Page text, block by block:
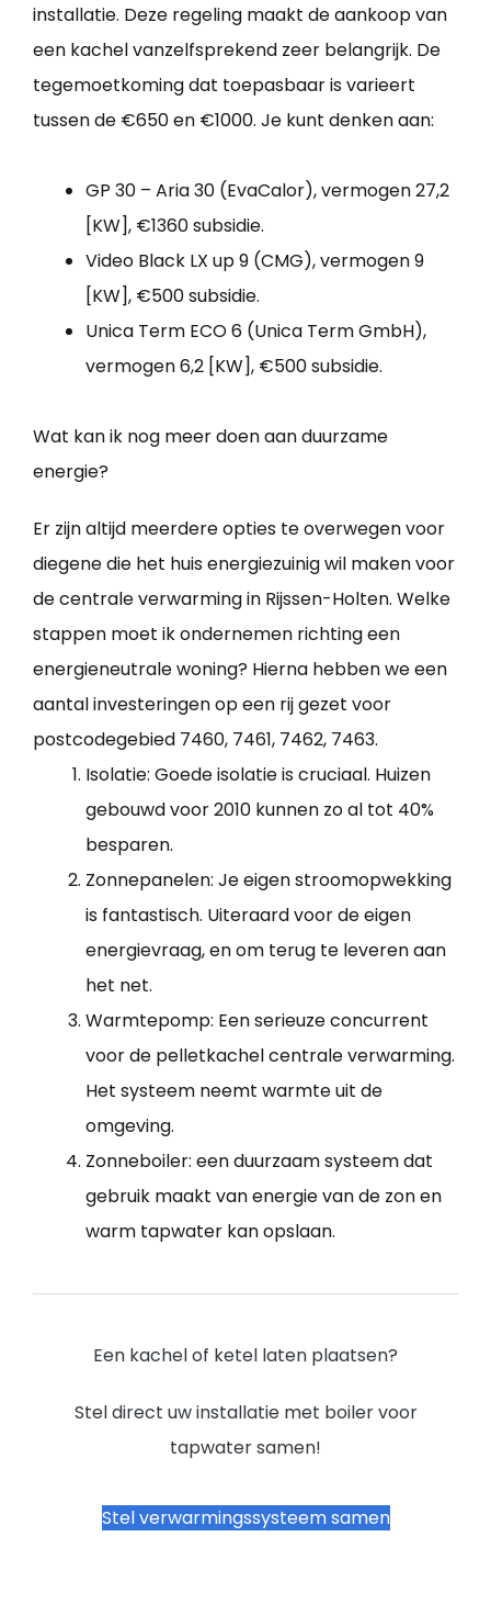
installatie. Deze regeling maakt de aankoop van
een kachel vanzelfsprekend zeer belangrijk. De
tegemoetkoming dat toepasbaar is varieert
tussen de €650 en €1000. Je kunt denken aan:
GP 30 – Aria 30 (EvaCalor), vermogen 27,2
[KW], €1360 subsidie.
Video Black LX up 9 (CMG), vermogen 9
[KW], €500 subsidie.
Unica Term ECO 6 (Unica Term GmbH),
vermogen 6,2 [KW], €500 subsidie.
Wat kan ik nog meer doen aan duurzame
energie?
Er zijn altijd meerdere opties te overwegen voor
diegene die het huis energiezuinig wil maken voor
de centrale verwarming in Rijssen-Holten. Welke
stappen moet ik ondernemen richting een
energieneutrale woning? Hierna hebben we een
aantal investeringen op een rij gezet voor
postcodegebied 7460, 7461, 7462, 7463.
Isolatie: Goede isolatie is cruciaal. Huizen
gebouwd voor 2010 kunnen zo al tot 40%
besparen.
Zonnepanelen: Je eigen stroomopwekking
is fantastisch. Uiteraard voor de eigen
energievraag, en om terug te leveren aan
het net.
Warmtepomp: Een serieuze concurrent
voor de pelletkachel centrale verwarming.
Het systeem neemt warmte uit de
omgeving.
Zonneboiler: een duurzaam systeem dat
gebruik maakt van energie van de zon en
warm tapwater kan opslaan.
Een kachel of ketel laten plaatsen?
Stel direct uw installatie met boiler voor
tapwater samen!
Stel verwarmingssysteem samen